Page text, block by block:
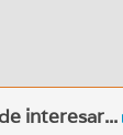
interesar...